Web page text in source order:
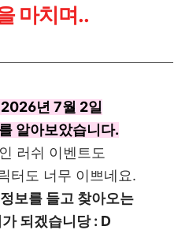
마치며..
년 7월 2일
알아보았습니다.
러쉬 이벤트도
터도 너무 이쁘네요.
보를 들고 찾아오는
되겠습니당 : D